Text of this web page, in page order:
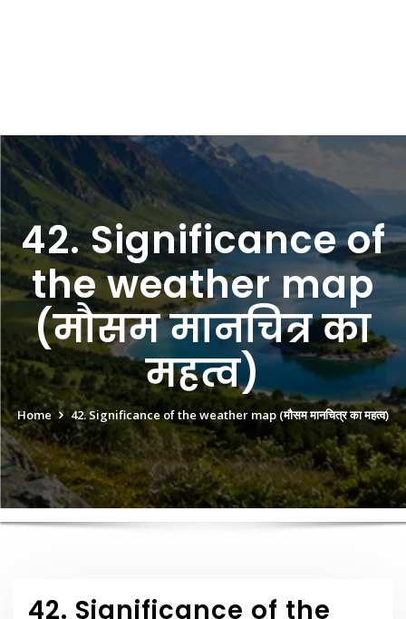
42. Significance of
the weather map
(मौसम मानचित्र का
महत्व)
Home 42. Significance of the weather map (मौसम मानचित्र का महत्व)
42. Significance of the